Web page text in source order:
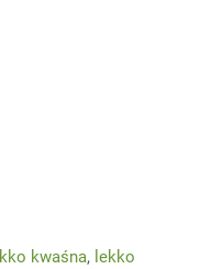
kwaśna, lekko